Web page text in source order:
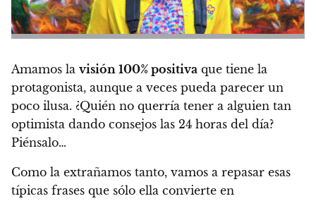
Amamos la visión 100% positiva que tiene la
protagonista, aunque a veces pueda parecer un
poco ilusa. ¿Quién no querría tener a alguien tan
optimista dando consejos las 24 horas del día?
Piénsalo…
Como la extrañamos tanto, vamos a repasar esas
típicas frases que sólo ella convierte en